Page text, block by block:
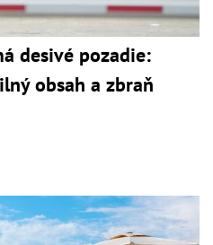
desivé pozadie:
obsah a zbraň